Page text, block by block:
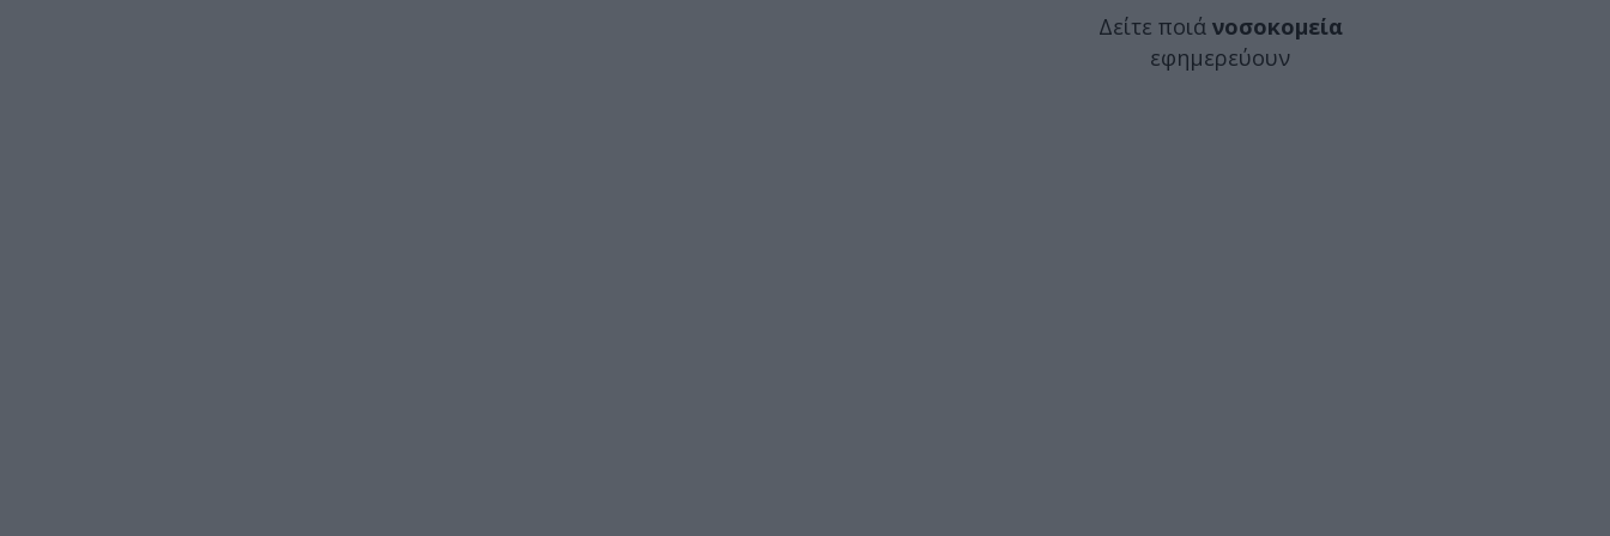
Δείτε ποιά νοσοκομεία
εφημερεύουν